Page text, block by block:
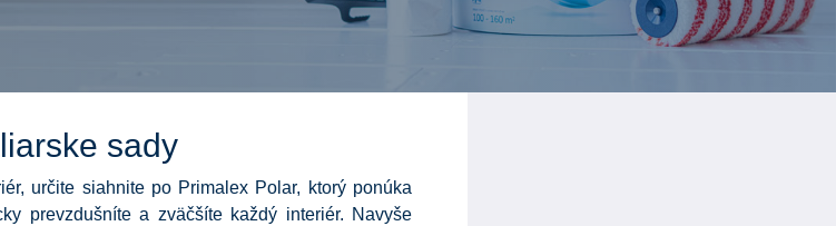
sady
určite siahnite po Primalex Polar, ktorý ponúka
prevzdušníte a zväčšíte každý interiér. Navyše